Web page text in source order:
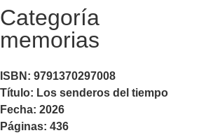
Categoría
memorias
ISBN: 9791370297008
Título: Los senderos del tiempo
Fecha: 2026
Páginas: 436